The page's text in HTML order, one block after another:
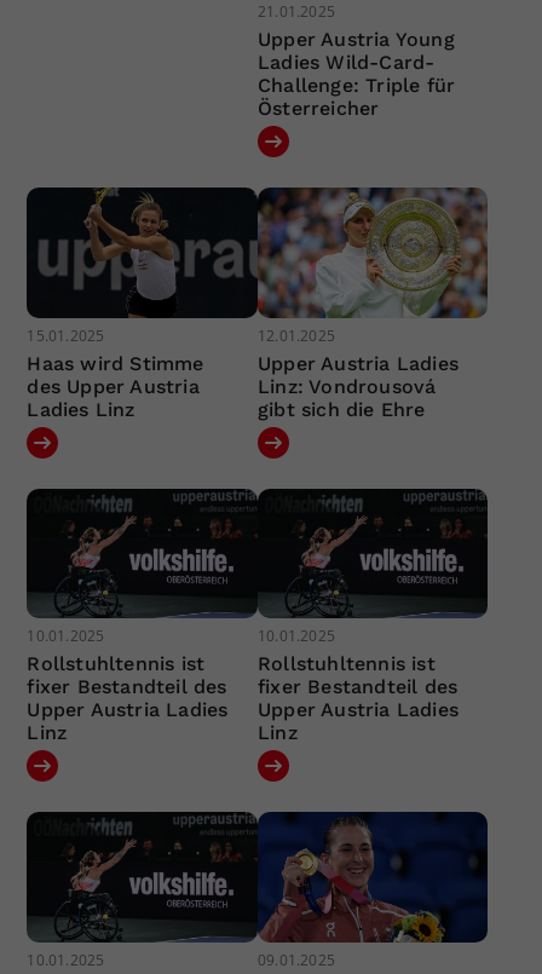
21.01.2025
Upper Austria Young
Ladies Wild-Card-
Challenge: Triple für
Österreicher
15.01.2025
Haas wird Stimme
des Upper Austria
Ladies Linz
12.01.2025
Upper Austria Ladies
Linz: Vondrousová
gibt sich die Ehre
10.01.2025
Rollstuhltennis ist
fixer Bestandteil des
Upper Austria Ladies
Linz
10.01.2025
Rollstuhltennis ist
fixer Bestandteil des
Upper Austria Ladies
Linz
10.01.2025 09.01.2025